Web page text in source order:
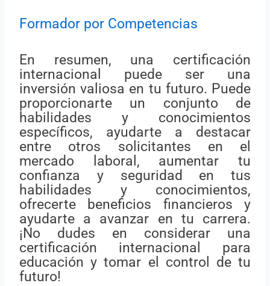
Formador por Competencias
En resumen, una certificación
internacional puede ser una
inversión valiosa en tu futuro. Puede
proporcionarte un conjunto de
habilidades y conocimientos
específicos, ayudarte a destacar
entre otros solicitantes en el
mercado laboral, aumentar tu
confianza y seguridad en tus
habilidades y conocimientos,
ofrecerte beneficios financieros y
ayudarte a avanzar en tu carrera.
¡No dudes en considerar una
certificación internacional para
educación y tomar el control de tu
futuro!